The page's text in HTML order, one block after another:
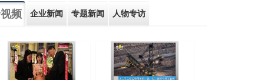
视频 企业新闻 专题新闻 人物专访